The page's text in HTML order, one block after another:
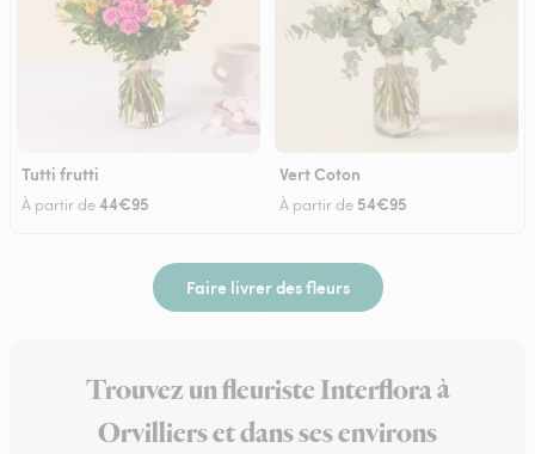
Tutti frutti
À partir de44€95
Vert Coton
À partir de 54€95
Faire livrer des fleurs
Trouvez un fleuriste Interflora à
Orvilliers et dans ses environs